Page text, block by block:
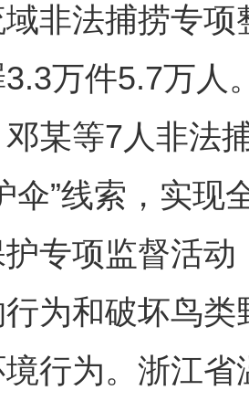
非法捕捞专
万件5.7万人
某等7人非法
伞”线索，实现
专项监督活
为和破坏鸟
行为。浙江